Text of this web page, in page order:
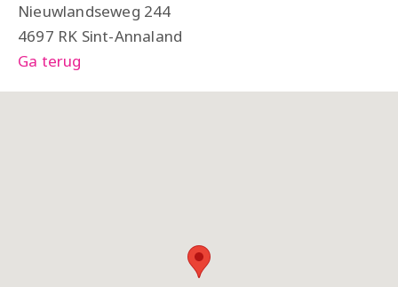
Nieuwlandseweg 244
4697 RK Sint-Annaland
Ga terug